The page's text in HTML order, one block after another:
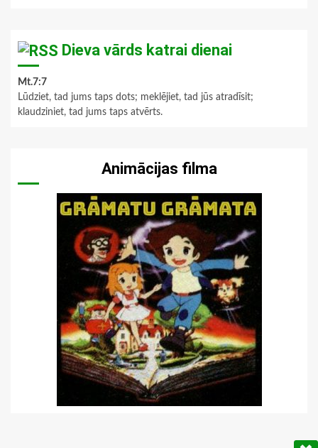
Dieva vārds katrai dienai
Mt.7:7
Lūdziet, tad jums taps dots; meklējiet, tad jūs atradīsit;
klaudziniet, tad jums taps atvērts.
Animācijas filma